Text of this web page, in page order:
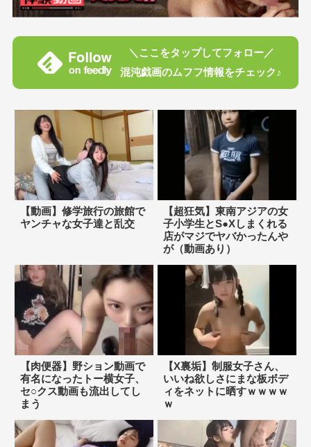
＼ここをタップしてフォロー／
混沌戯画のムフフ情報をチェック♪
【動画】修学旅行の旅館で
ヤンチャな女子達と乱交
【超狂気】東南アジアの女
子小学生とS●Xしまくれる
店がマジでヤバかったんや
が（動画あり）
【肉便器】野ション動画で
有名になったトー横女子、
セ○クス動画も流出してし
まう
【X裏垢】制服女子さん、
いいね欲しさにまな板ボデ
ィをネットに晒すｗｗｗｗ
ｗ